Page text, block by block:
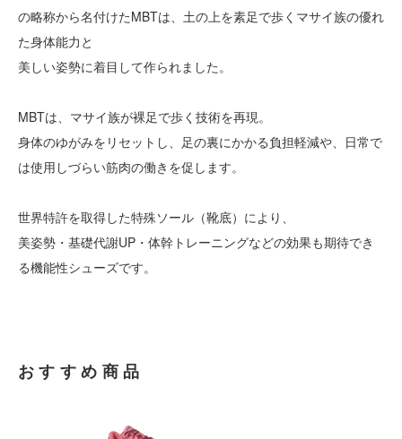
の略称から名付けたMBTは、土の上を素足で歩くマサイ族の優れ
た身体能力と
美しい姿勢に着目して作られました。
MBTは、マサイ族が裸足で歩く技術を再現。
身体のゆがみをリセットし、足の裏にかかる負担軽減や、日常で
は使用しづらい筋肉の働きを促します。
世界特許を取得した特殊ソール（靴底）により、
美姿勢・基礎代謝UP・体幹トレーニングなどの効果も期待でき
る機能性シューズです。
おすすめ商品